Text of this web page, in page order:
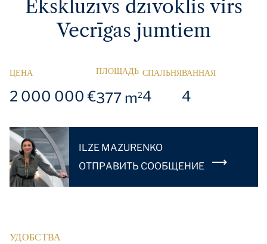
Ekskluzīvs dzīvoklis virs
Vecrīgas jumtiem
ЦЕНА
2 000 000 €
ПЛОЩАДЬ
377 m2
СПАЛЬНЯ
4
ВАННАЯ
4
ILZE MAZURENKO
OТПРАВИТЬ СООБЩЕНИЕ
УДОБСТВА